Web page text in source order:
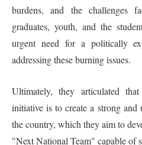
burdens, and the challenges
graduates, youth, and the
urgent need for a politically
addressing these burning issues.
Ultimately, they articulated
initiative is to create a strong
the country, which they aim to
"Next National Team" capable of